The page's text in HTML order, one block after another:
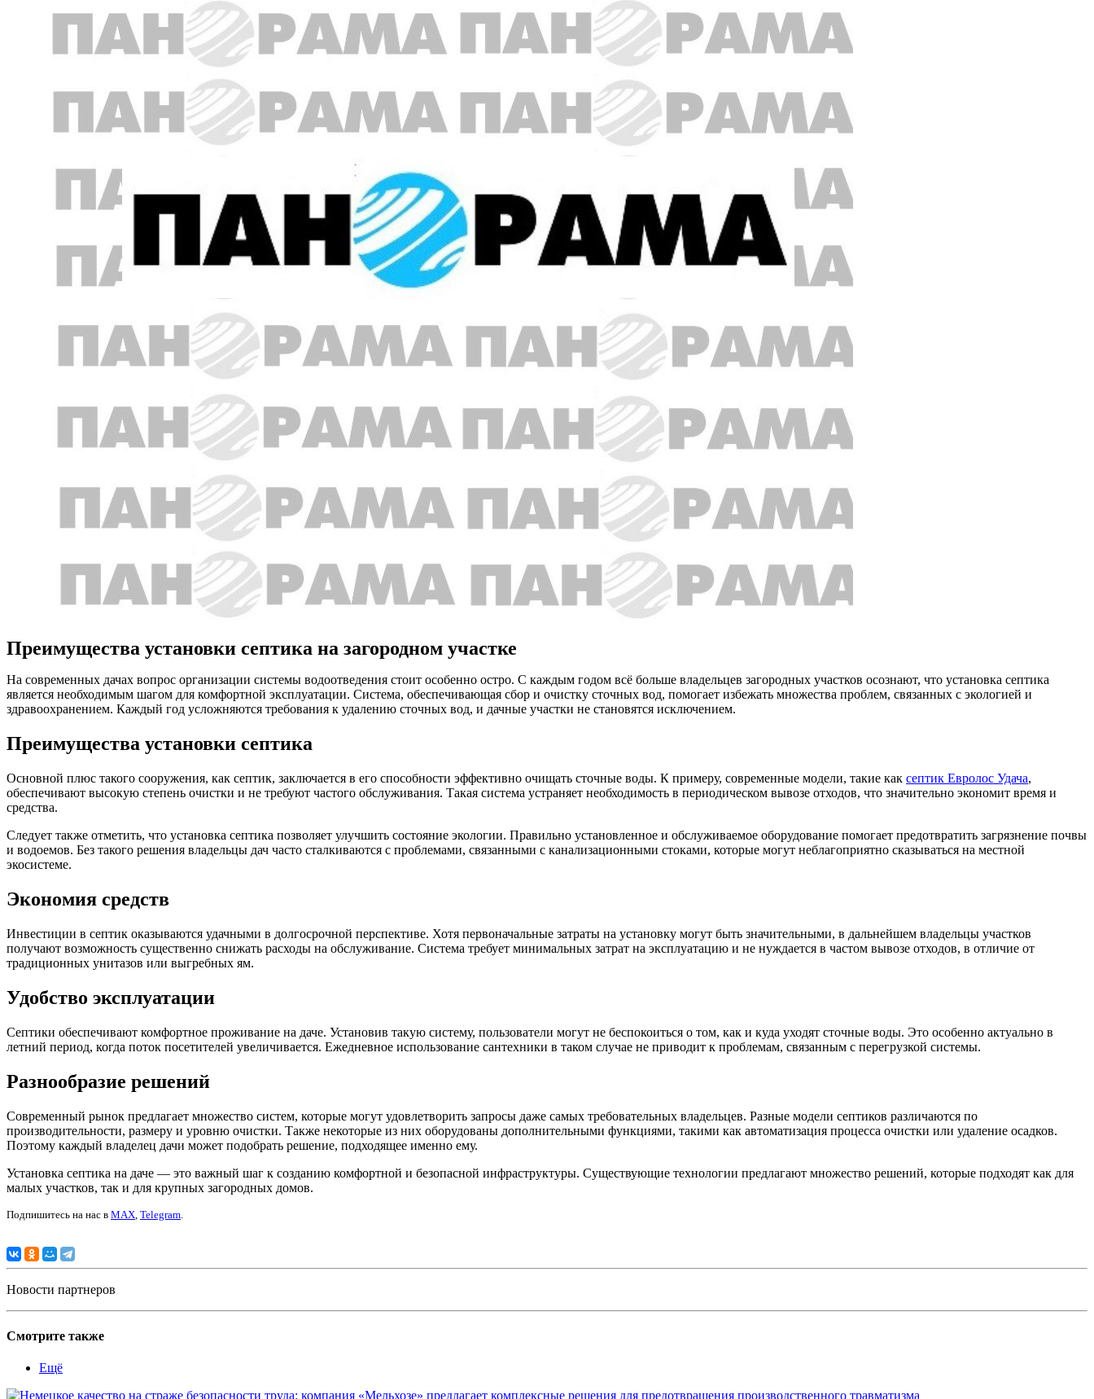
Преимущества установки септика на загородном участке
На современных дачах вопрос организации системы водоотведения стоит особенно остро. С каждым годом всё больше владельцев загородных участков осознают, что установка септика
является необходимым шагом для комфортной эксплуатации. Система, обеспечивающая сбор и очистку сточных вод, помогает избежать множества проблем, связанных с экологией и
здравоохранением. Каждый год усложняются требования к удалению сточных вод, и дачные участки не становятся исключением.
Преимущества установки септика
Основной плюс такого сооружения, как септик, заключается в его способности эффективно очищать сточные воды. К примеру, современные модели, такие как септик Евролос Удача,
обеспечивают высокую степень очистки и не требуют частого обслуживания. Такая система устраняет необходимость в периодическом вывозе отходов, что значительно экономит время и
средства.
Следует также отметить, что установка септика позволяет улучшить состояние экологии. Правильно установленное и обслуживаемое оборудование помогает предотвратить загрязнение почвы
и водоемов. Без такого решения владельцы дач часто сталкиваются с проблемами, связанными с канализационными стоками, которые могут неблагоприятно сказываться на местной
экосистеме.
Экономия средств
Инвестиции в септик оказываются удачными в долгосрочной перспективе. Хотя первоначальные затраты на установку могут быть значительными, в дальнейшем владельцы участков
получают возможность существенно снижать расходы на обслуживание. Система требует минимальных затрат на эксплуатацию и не нуждается в частом вывозе отходов, в отличие от
традиционных унитазов или выгребных ям.
Удобство эксплуатации
Септики обеспечивают комфортное проживание на даче. Установив такую систему, пользователи могут не беспокоиться о том, как и куда уходят сточные воды. Это особенно актуально в
летний период, когда поток посетителей увеличивается. Ежедневное использование сантехники в таком случае не приводит к проблемам, связанным с перегрузкой системы.
Разнообразие решений
Современный рынок предлагает множество систем, которые могут удовлетворить запросы даже самых требовательных владельцев. Разные модели септиков различаются по
производительности, размеру и уровню очистки. Также некоторые из них оборудованы дополнительными функциями, такими как автоматизация процесса очистки или удаление осадков.
Поэтому каждый владелец дачи может подобрать решение, подходящее именно ему.
Установка септика на даче — это важный шаг к созданию комфортной и безопасной инфраструктуры. Существующие технологии предлагают множество решений, которые подходят как для
малых участков, так и для крупных загородных домов.
Подпишитесь на нас в MAX Telegram
Новости партнеров
Смотрите также
Ещё